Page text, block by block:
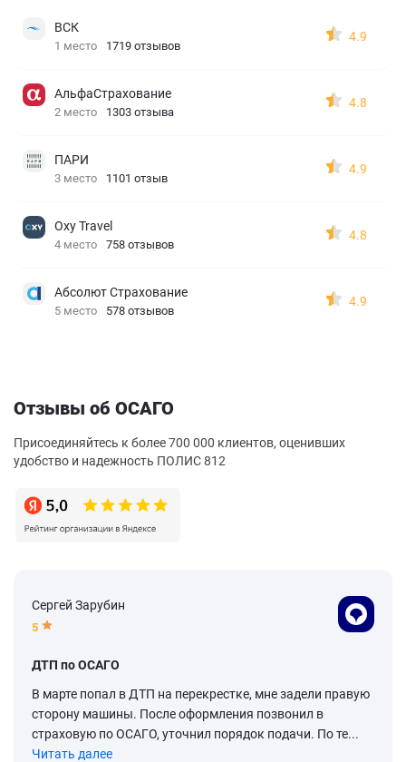
ВСК
1 место 1719 отзывов
4.9
АльфаСтрахование
2 место 1303 отзыва
4.8
ПАРИ
3 место 1101 отзыв
4.9
Oxy Travel
4 место 758 отзывов
4.8
Абсолют Страхование
5 место 578 отзывов
4.9
Отзывы об ОСАГО
Присоединяйтесь к более 700 000 клиентов, оценивших
удобство и надежность ПОЛИС 812
Сергей Зарубин
5
ДТП по ОСАГО
В марте попал в ДТП на перекрестке, мне задели правую
сторону машины. После оформления позвонил в
страховую по ОСАГО, уточнил порядок подачи. По те...
Читать далее